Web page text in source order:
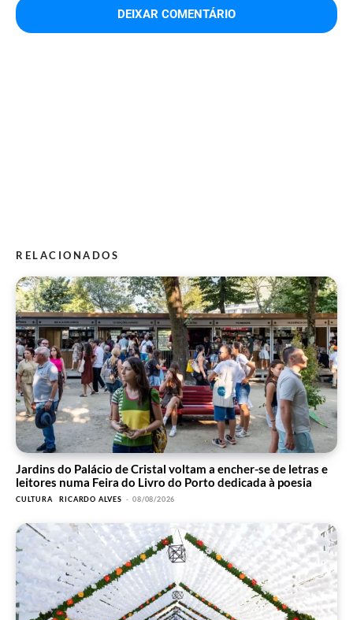
RELACIONADOS
Jardins do Palácio de Cristal voltam a encher-se de letras e
leitores numa Feira do Livro do Porto dedicada à poesia
CULTURA RICARDO ALVES - 08/08/2026